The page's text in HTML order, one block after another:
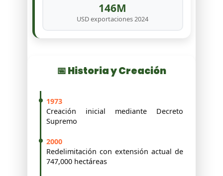
146M
USD exportaciones 2024
📅 Historia y Creación
1973
Creación inicial mediante Decreto
Supremo
2000
Redelimitación con extensión actual de
747,000 hectáreas